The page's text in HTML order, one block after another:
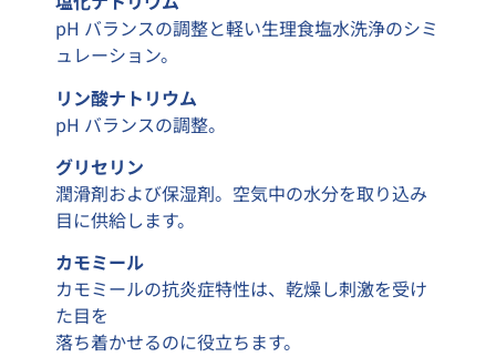
pH バランスの調整と軽い生理食塩水洗浄のシミ
ュレーション。
リン酸ナトリウム
pH バランスの調整。
グリセリン
潤滑剤および保湿剤。空気中の水分を取り込み
目に供給します。
カモミール
カモミールの抗炎症特性は、乾燥し刺激を受け
た目を
落ち着かせるのに役立ちます。